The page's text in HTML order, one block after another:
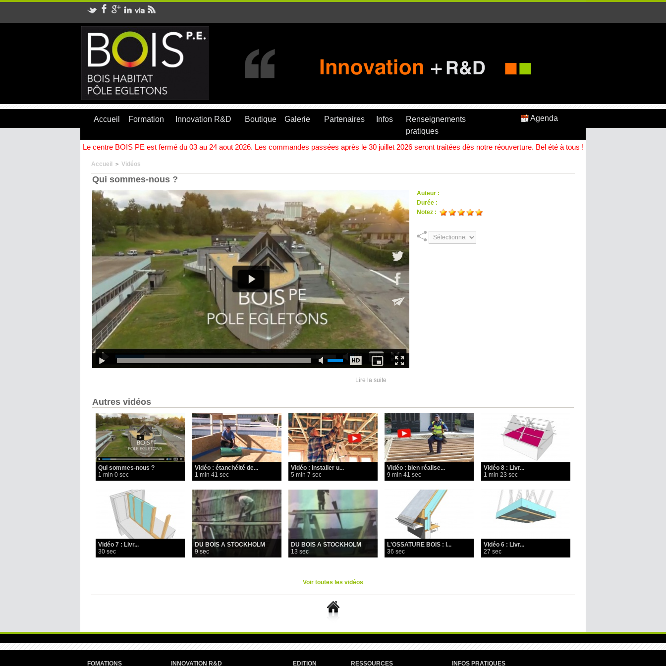
Accueil Formation Innovation R&D Boutique Galerie Partenaires Infos
Renseignements
pratiques
Agenda
Le centre BOIS PE est fermé du 03 au 24 aout 2026. Les commandes passées après le 30 juillet 2026 seront traitées dès notre réouverture. Bel été à tous !
Accueil > Vidéos
Qui sommes-nous ?
Auteur :
Durée :
Notez :
Lire la suite
Autres vidéos
Qui sommes-nous ?
1 min 0 sec
Vidéo : étanchéité de...
1 min 41 sec
Vidéo : installer u...
5 min 7 sec
Vidéo : bien réalise...
9 min 41 sec
Vidéo 8 : Livr...
1 min 23 sec
Vidéo 7 : Livr...
30 sec
DU BOIS A STOCKHOLM
9 sec
DU BOIS A STOCKHOLM
13 sec
L'OSSATURE BOIS : l...
36 sec
Vidéo 6 : Livr...
27 sec
Voir toutes les vidéos
FOMATIONS INNOVATION R&D EDITION RESSOURCES INFOS PRATIQUES